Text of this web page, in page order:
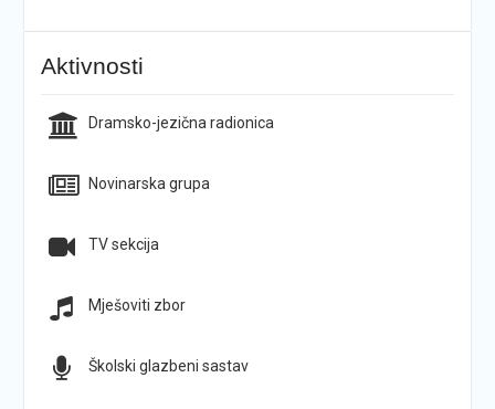
Aktivnosti
Dramsko-jezična radionica
Novinarska grupa
TV sekcija
Mješoviti zbor
Školski glazbeni sastav